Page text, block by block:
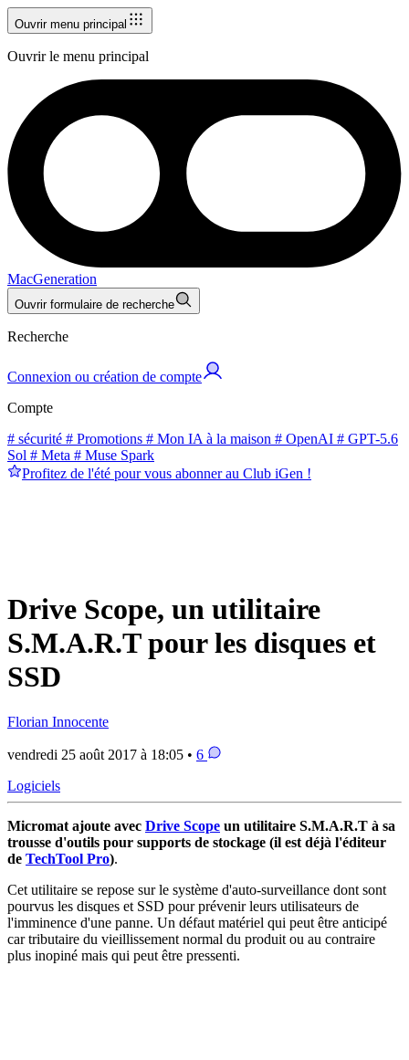
Ouvrir menu principal
Ouvrir le menu principal
MacGeneration
Ouvrir formulaire de recherche
Recherche
Connexion ou création de compte
Compte
# sécurité # Promotions # Mon IA à la maison # OpenAI # GPT-5.6
Sol # Meta # Muse Spark
Profitez de l'été pour vous abonner au Club iGen !
Drive Scope, un utilitaire
S.M.A.R.T pour les disques et
SSD
Florian Innocente
vendredi 25 août 2017 à 18:05 • 6
Logiciels
Micromat ajoute avec Drive Scope un utilitaire S.M.A.R.T à sa
trousse d'outils pour supports de stockage (il est déjà l'éditeur
de TechTool Pro).
Cet utilitaire se repose sur le système d'auto-surveillance dont sont
pourvus les disques et SSD pour prévenir leurs utilisateurs de
l'imminence d'une panne. Un défaut matériel qui peut être anticipé
car tributaire du vieillissement normal du produit ou au contraire
plus inopiné mais qui peut être pressenti.